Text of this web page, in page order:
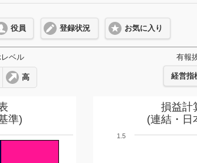
役員 登録状況 お気に入り
ベル
高
有報
経営指
準)
損益計
(連結・日
1.5